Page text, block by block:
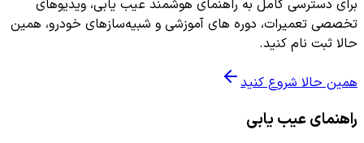
برای دسترسی کامل به راهنمای هوشمند عیب یابی، ویدیوهای
تخصصی تعمیرات، دوره های آموزشی و شبیه‌سازهای خودرو، همین
حالا ثبت نام کنید.
همین حالا شروع کنید
راهنمای عیب یابی